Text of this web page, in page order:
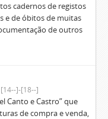
cadernos de registos
e de óbitos de muitas
de outros
[14--]-[18--]
Canto e Castro” que
de compra e venda,